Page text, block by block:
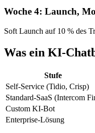
Woche 4: Launch,
Soft Launch auf 10 % des
Was ein KI-
Stufe
Self-Service (Tidio, Crisp)
Standard-SaaS (Intercom
Custom KI-Bot
Enterprise-Lösung